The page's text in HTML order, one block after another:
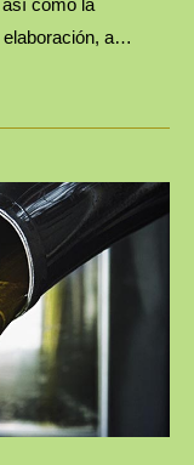
elaboración, a…